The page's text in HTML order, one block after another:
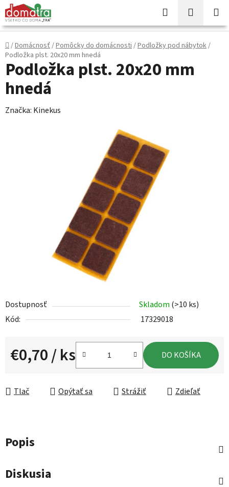
Prejsť
na
obsah
Hľadať
KOŠÍK
Domov
/Domácnosť/Pomôcky do domácnosti/Podložky pod nábytok/
Podložka plst. 20x20 mm hnedá
Dostupnosť Skladom (>10 ks)
Kód:
17329018
€0,70/ ks DO KOŠÍKA
Tlač Opýtať sa Strážiť Zdieľať
Podložka plst. 20x20 mm
hnedá
Značka: Kinekus
Popis
Diskusia